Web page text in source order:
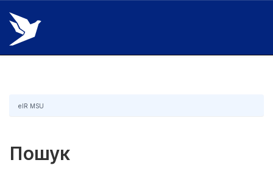
Skip
navigation
eIR MSU
Пошук